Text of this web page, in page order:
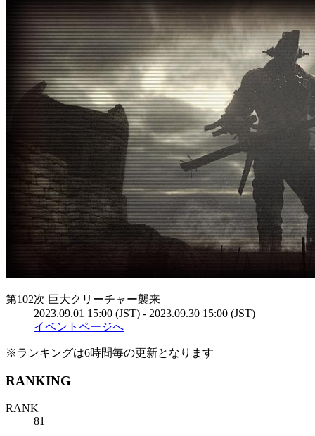
第102次 巨大クリーチャー襲来
2023.09.01 15:00 (JST) - 2023.09.30 15:00 (JST)
イベントページへ
※ランキングは6時間毎の更新となります
RANKING
RANK
81